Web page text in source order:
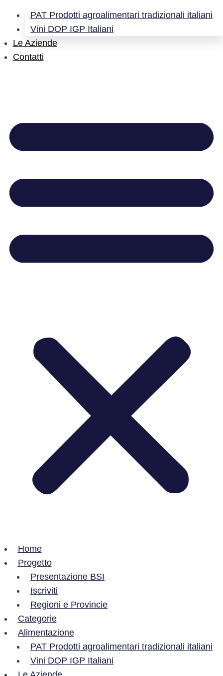
PAT Prodotti agroalimentari tradizionali italiani
Vini DOP IGP Italiani
Le Aziende
Contatti
Home
Progetto
Presentazione BSI
Iscriviti
Regioni e Provincie
Categorie
Alimentazione
PAT Prodotti agroalimentari tradizionali italiani
Vini DOP IGP Italiani